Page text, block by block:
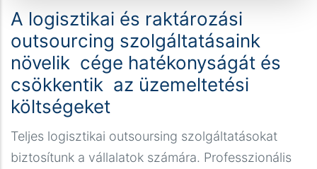
A logisztikai és raktározási
outsourcing szolgáltatásaink
növelik cége hatékonyságát és
csökkentik az üzemeltetési
költségeket
Teljes logisztikai outsoursing szolgáltatásokat
biztosítunk a vállalatok számára. Professzionális